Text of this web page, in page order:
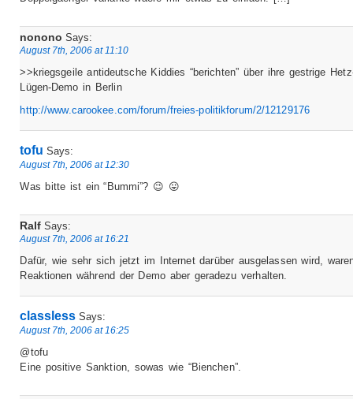
nonono Says:
August 7th, 2006 at 11:10
>>kriegsgeile antideutsche Kiddies “berichten” über ihre gestrige
Lügen-Demo in Berlin
http://www.carookee.com/forum/freies-politikforum/2/12129176
tofu Says:
August 7th, 2006 at 12:30
Was bitte ist ein “Bummi”? 😉 😛
Ralf Says:
August 7th, 2006 at 16:21
Dafür, wie sehr sich jetzt im Internet darüber ausgelassen wird,
Reaktionen während der Demo aber geradezu verhalten.
classless Says:
August 7th, 2006 at 16:25
@tofu
Eine positive Sanktion, sowas wie “Bienchen”.